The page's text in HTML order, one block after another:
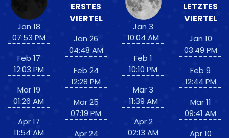
Jan 18
07:53 PM
Feb 17
12:03 PM
Mar 19
01:26 AM
Apr 17
11:54 AM
ERSTES
VIERTEL
Jan 26
04:48 AM
Feb 24
12:28 PM
Mar 25
07:19 PM
Apr 24
Jan 3
10:04 AM
Feb 1
10:10 PM
Mar 3
11:39 AM
Apr 2
02:13 AM
LETZTES
VIERTEL
Jan 10
03:49 PM
Feb 9
12:44 PM
Mar 11
09:41 AM
Apr 10